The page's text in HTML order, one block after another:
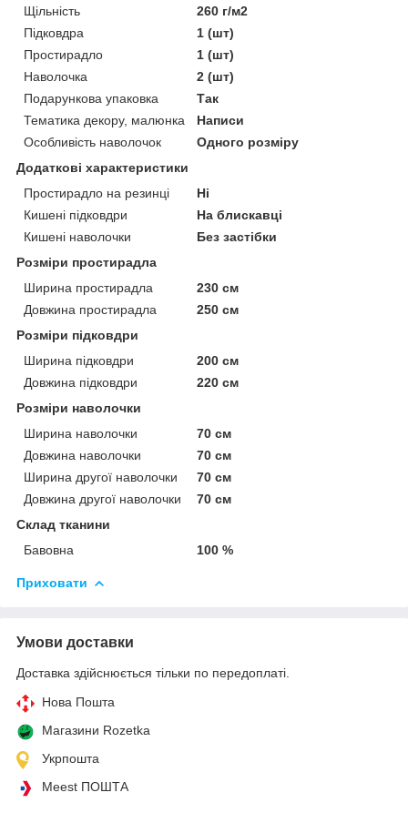
Щільність
260 г/м2
Підковдра
1 (шт)
Простирадло
1 (шт)
Наволочка
2 (шт)
Подарункова упаковка
Так
Тематика декору, малюнка
Написи
Особливість наволочок
Одного розміру
Додаткові характеристики
Простирадло на резинці
Ні
Кишені підковдри
На блискавці
Кишені наволочки
Без застібки
Розміри простирадла
Ширина простирадла
230 см
Довжина простирадла
250 см
Розміри підковдри
Ширина підковдри
200 см
Довжина підковдри
220 см
Розміри наволочки
Ширина наволочки
70 см
Довжина наволочки
70 см
Ширина другої наволочки
70 см
Довжина другої наволочки
70 см
Склад тканини
Бавовна
100 %
Приховати
Умови доставки
Доставка здійснюється тільки по передоплаті.
Нова Пошта
Магазини Rozetka
Укрпошта
Meest ПОШТА